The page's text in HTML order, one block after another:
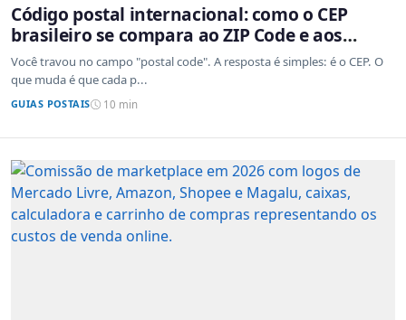
Código postal internacional: como o CEP
brasileiro se compara ao ZIP Code e aos
sistemas de outros países
Você travou no campo "postal code". A resposta é simples: é o CEP. O
que muda é que cada p...
GUIAS POSTAIS 10 min